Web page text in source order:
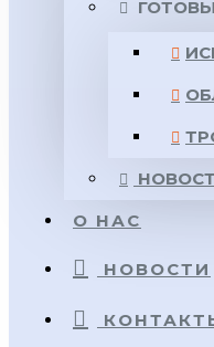
О НАС
НОВОСТИ